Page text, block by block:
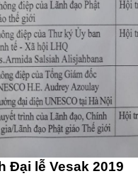
Đại lễ Vesak 2019